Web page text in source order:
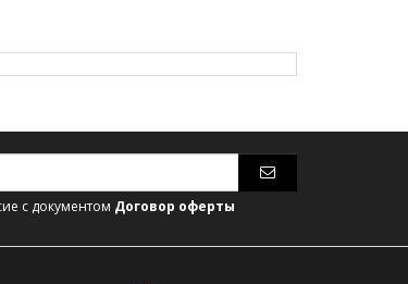
с документом Договор оферты